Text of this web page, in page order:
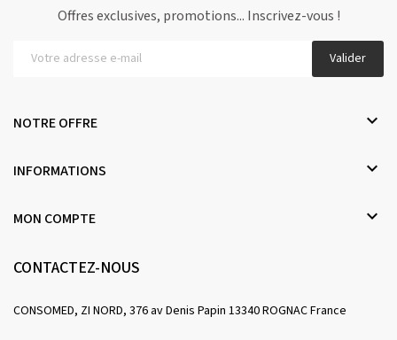
Offres exclusives, promotions... Inscrivez-vous !
Valider
NOTRE OFFRE 
INFORMATIONS 
MON COMPTE 
CONTACTEZ-NOUS
CONSOMED, ZI NORD, 376 av Denis Papin 13340 ROGNAC France